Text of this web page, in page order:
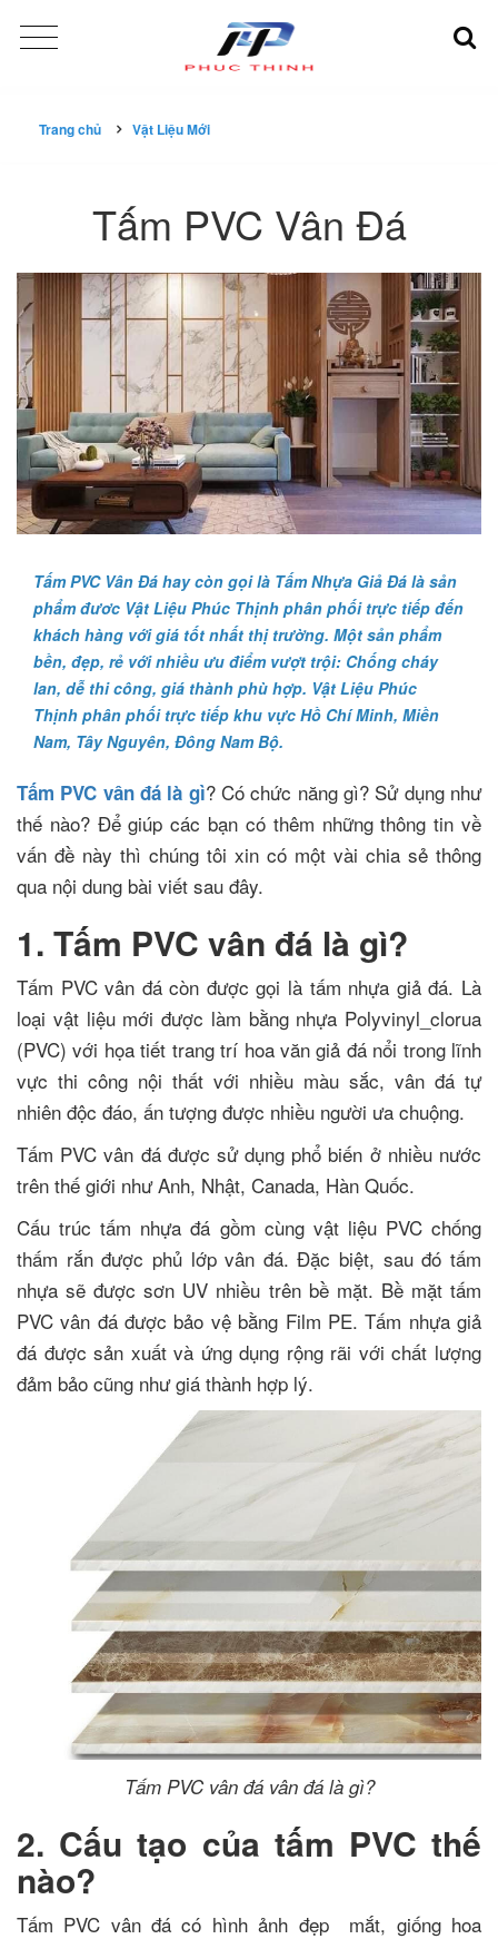
Trang chủ Vật Liệu Mới
Tấm PVC Vân Đá
Tấm PVC Vân Đá hay còn gọi là Tấm Nhựa Giả Đá là sản
phẩm đươc Vật Liệu Phúc Thịnh phân phối trực tiếp đến
khách hàng với giá tốt nhất thị trường. Một sản phẩm
bền, đẹp, rẻ với nhiều ưu điểm vượt trội: Chống cháy
lan, dễ thi công, giá thành phù hợp. Vật Liệu Phúc
Thịnh phân phối trực tiếp khu vực Hồ Chí Minh, Miền
Nam, Tây Nguyên, Đông Nam Bộ.
Tấm PVC vân đá là gì? Có chức năng gì? Sử dụng như
thế nào? Để giúp các bạn có thêm những thông tin về
vấn đề này thì chúng tôi xin có một vài chia sẻ thông
qua nội dung bài viết sau đây.
1. Tấm PVC vân đá là gì?
Tấm PVC vân đá còn được gọi là tấm nhựa giả đá. Là
loại vật liệu mới được làm bằng nhựa Polyvinyl_clorua
(PVC) với họa tiết trang trí hoa văn giả đá nổi trong lĩnh
vực thi công nội thất với nhiều màu sắc, vân đá tự
nhiên độc đáo, ấn tượng được nhiều người ưa chuộng.
Tấm PVC vân đá được sử dụng phổ biến ở nhiều nước
trên thế giới như Anh, Nhật, Canada, Hàn Quốc.
Cấu trúc tấm nhựa đá gồm cùng vật liệu PVC chống
thấm rắn được phủ lớp vân đá. Đặc biệt, sau đó tấm
nhựa sẽ được sơn UV nhiều trên bề mặt. Bề mặt tấm
PVC vân đá được bảo vệ bằng Film PE. Tấm nhựa giả
đá được sản xuất và ứng dụng rộng rãi với chất lượng
đảm bảo cũng như giá thành hợp lý.
Tấm PVC vân đá vân đá là gì?
2. Cấu tạo của tấm PVC thế
nào?
Tấm PVC vân đá có hình ảnh đẹp mắt, giống hoa